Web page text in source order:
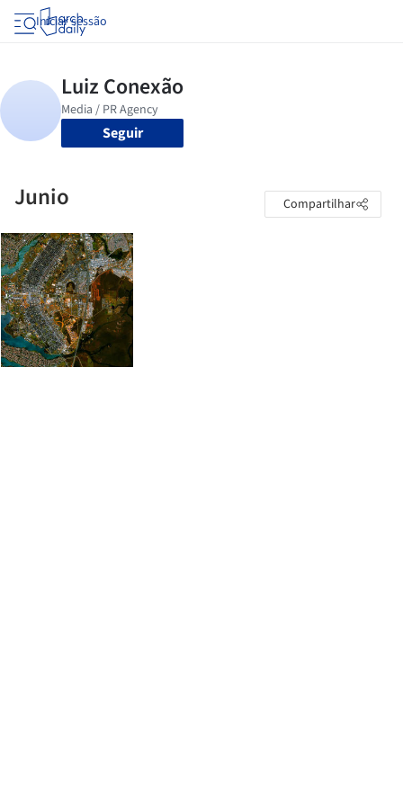
Iniciar sessão
Seguir
Junio Compartilhar